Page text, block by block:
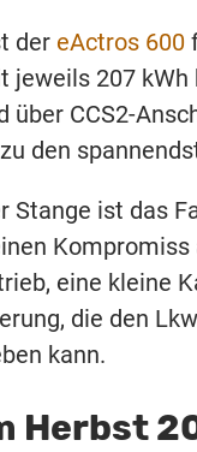
der eActros 600
jeweils 207
über CCS2-
zu den
Stange ist das
eine kleine
die den
kann.
Herbst